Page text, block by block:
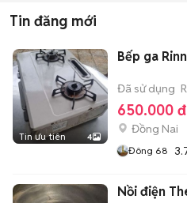
Tin đăng mới
Tin ưu tiên 4
Bếp ga
Đã sử dụng
650.000 đ
Đồng Nai
Đông 68
Nồi điện